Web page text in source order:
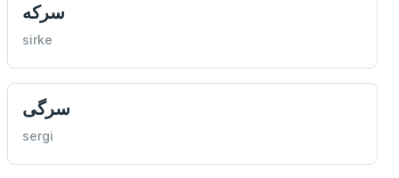
سركه
sirke
سرگی
sergi